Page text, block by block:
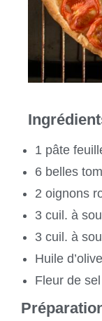
1 pâte
6 belles
2 oignons
3 cuil. à
3 cuil. à
Huile d’olive
Fleur de sel